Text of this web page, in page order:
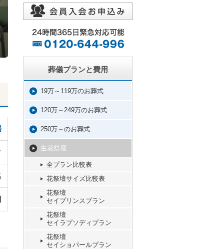
葬儀プランと費用
19万～119万のお葬式
120万～249万のお葬式
250万～のお葬式
生花祭壇
全プラン比較表
花祭壇サイズ比較表
花祭壇
セイプリンスプラン
花祭壇
セイラプソディプラン
花祭壇
セイショパールプラン